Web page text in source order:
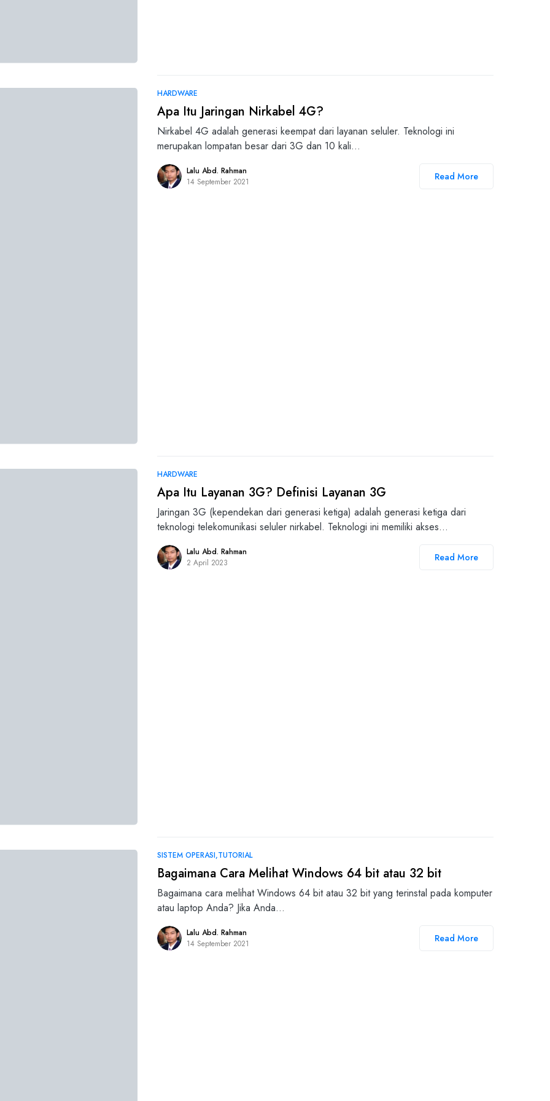
HARDWARE
Apa Itu Jaringan Nirkabel 4G?
Nirkabel 4G adalah generasi keempat dari layanan seluler. Teknologi ini
merupakan lompatan besar dari 3G dan 10 kali…
Lalu Abd. Rahman
14 September 2021
Read More
HARDWARE
Apa Itu Layanan 3G? Definisi Layanan 3G
Jaringan 3G (kependekan dari generasi ketiga) adalah generasi ketiga dari
teknologi telekomunikasi seluler nirkabel. Teknologi ini memiliki akses…
Lalu Abd. Rahman
2 April 2023
Read More
SISTEM OPERASI TUTORIAL
Bagaimana Cara Melihat Windows 64 bit atau 32 bit
Bagaimana cara melihat Windows 64 bit atau 32 bit yang terinstal pada komputer
atau laptop Anda? Jika Anda…
Lalu Abd. Rahman
14 September 2021
Read More